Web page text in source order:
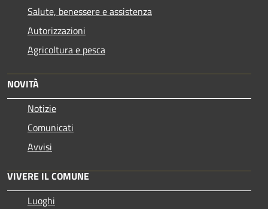
Salute, benessere e assistenza
Autorizzazioni
Agricoltura e pesca
NOVITÀ
Notizie
Comunicati
Avvisi
VIVERE IL COMUNE
Luoghi